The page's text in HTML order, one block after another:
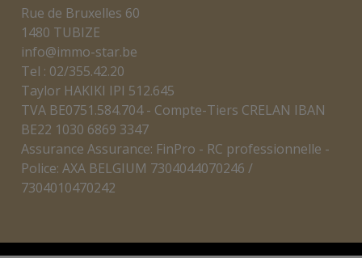
Rue de Bruxelles 60
1480 TUBIZE
info@immo-star.be
Tel : 02/355.42.20
Taylor HAKIKI IPI 512.645
TVA BE0751.584.704 - Compte-Tiers CRELAN IBAN
BE22 1030 6869 3347
Assurance Assurance: FinPro - RC professionnelle -
Police: AXA BELGIUM 7304044070246 /
7304010470242